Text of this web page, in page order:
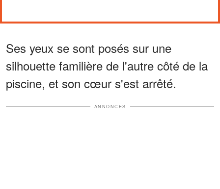
Ses yeux se sont posés sur une
silhouette familière de l'autre côté de la
piscine, et son cœur s'est arrêté.
ANNONCES